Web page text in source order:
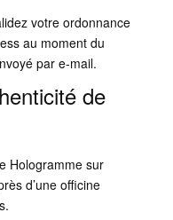
votre ordonnance
au moment du
par e-mail.
de
Hologramme sur
d’une officine